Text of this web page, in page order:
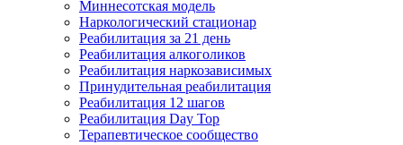
Миннесотская модель
Наркологический стационар
Реабилитация за 21 день
Реабилитация алкоголиков
Реабилитация наркозависимых
Принудительная реабилитация
Реабилитация 12 шагов
Реабилитация Day Top
Терапевтическое сообщество